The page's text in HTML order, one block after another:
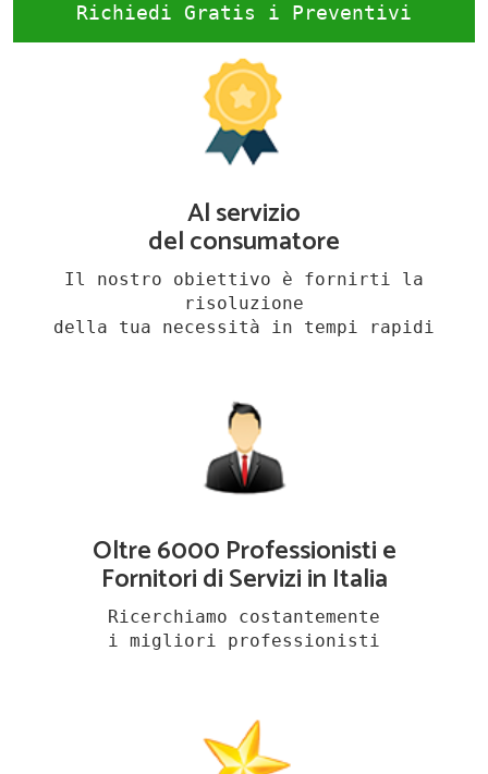
Richiedi Gratis i Preventivi
Al servizio
del consumatore
Il nostro obiettivo è fornirti la
risoluzione
della tua necessità in tempi rapidi
Oltre 6000 Professionisti e
Fornitori di Servizi in Italia
Ricerchiamo costantemente
i migliori professionisti